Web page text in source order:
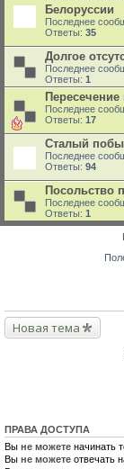
Белоруссии
Последнее
Ответы: 35
Долгое
Последнее
Ответы: 1
Последнее
Ответы: 17
Сталый
Последнее
Ответы: 94
Посольство
Последнее
Ответы: 1
Новая тема
ПРАВА ДОСТУПА
Вы не можете начинать
Вы не можете отвечать